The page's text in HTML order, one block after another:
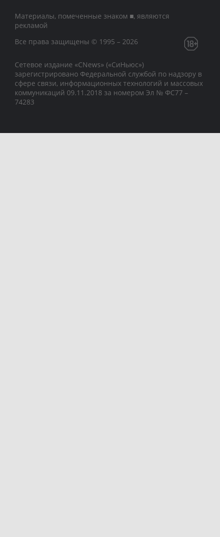
Материалы, помеченные знаком ■, являются
рекламой
Все права защищены © 1995 – 2026
Сетевое издание «CNews» («СиНьюс»)
зарегистрировано Федеральной службой по надзору в
сфере связи, информационных технологий и массовых
коммуникаций 09.11.2018 за номером Эл № ФС77 –
74283